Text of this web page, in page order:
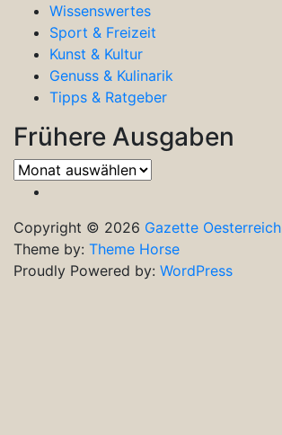
Wissenswertes
Sport & Freizeit
Kunst & Kultur
Genuss & Kulinarik
Tipps & Ratgeber
Frühere Ausgaben
Frühere
Ausgaben
Copyright © 2026 Gazette Oesterreich
Theme by: Theme Horse
Proudly Powered by: WordPress